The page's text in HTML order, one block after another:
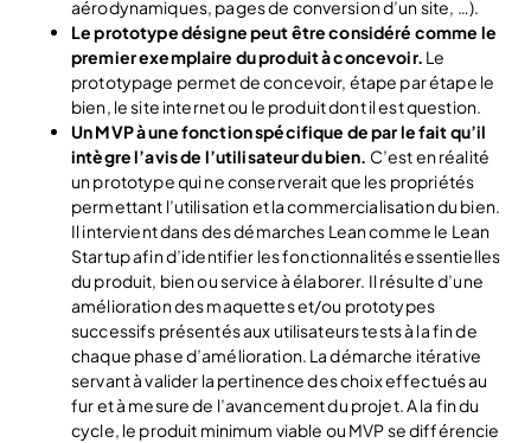
aérodynamiques, pages de conversion d’un site, …).
Le prototype désigne peut être considéré comme le
premier exemplaire du produit à concevoir. Le
prototypage permet de concevoir, étape par étape le
bien, le site internet ou le produit dont il est question.
Un MVP à une fonction spécifique de par le fait qu’il
intègre l’avis de l’utilisateur du bien. C’est en réalité
un prototype qui ne conserverait que les propriétés
permettant l’utilisation et la commercialisation du bien.
Il intervient dans des démarches Lean comme le Lean
Startup afin d’identifier les fonctionnalités essentielles
du produit, bien ou service à élaborer. Il résulte d’une
amélioration des maquettes et/ou prototypes
successifs présentés aux utilisateurs tests à la fin de
chaque phase d’amélioration. La démarche itérative
servant à valider la pertinence des choix effectués au
fur et à mesure de l’avancement du projet. A la fin du
cycle, le produit minimum viable ou MVP se différencie